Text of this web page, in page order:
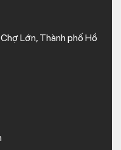
Lớn, Thành phố Hồ